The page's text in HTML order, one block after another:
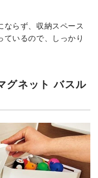
らず、収納スペース
いるので、しっかり
グネット バスル